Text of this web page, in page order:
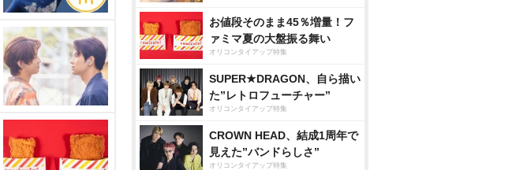
お値段そのまま45％増量！フ
ァミマ夏の大盤振る舞い
オリコンタイアップ特集
SUPER★DRAGON、自ら描い
た”レトロフューチャー”
オリコンタイアップ特集
CROWN HEAD、結成1周年で
見えた”バンドらしさ”
オリコンタイアップ特集